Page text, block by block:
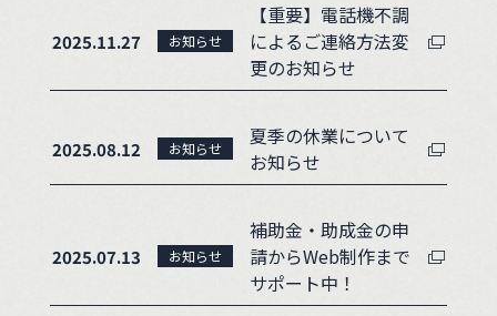
2025.11.27 お知らせ
【重要】電話機不調
によるご連絡方法変
更のお知らせ
2025.08.12 お知らせ
夏季の休業について
お知らせ
2025.07.13 お知らせ
補助金・助成金の申
請からWeb制作まで
サポート中！